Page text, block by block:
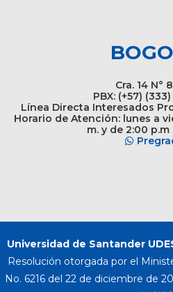
Cra. 14 N°
PBX: (+57)
Línea Directa Interesados
Horario de Atención: lunes a
m. y de 2:00 p.m
Universidad de Santander
Resolución otorgada por el
No. 6216 del 22 de diciembre de